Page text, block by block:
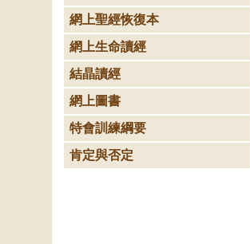
網上聖經恢復本
網上生命讀經
結晶讀經
網上圖書
特會訓練綱要
肯定與否定